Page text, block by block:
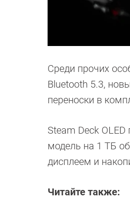
Среди прочих
Bluetooth 5.3,
переноски в
Steam Deck
модель на 1 ТБ
дисплеем и
Читайте также: